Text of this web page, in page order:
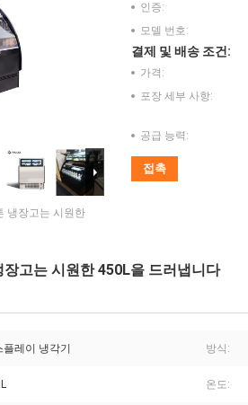
냉장고는 시원한
인증:
모델 번호:
결제 및 배송 조건:
가격:
포장 세부 사항:
공급 능력:
접촉
고는 시원한 450L을 드러냅니다
플레이 냉각기 방식:
온도: